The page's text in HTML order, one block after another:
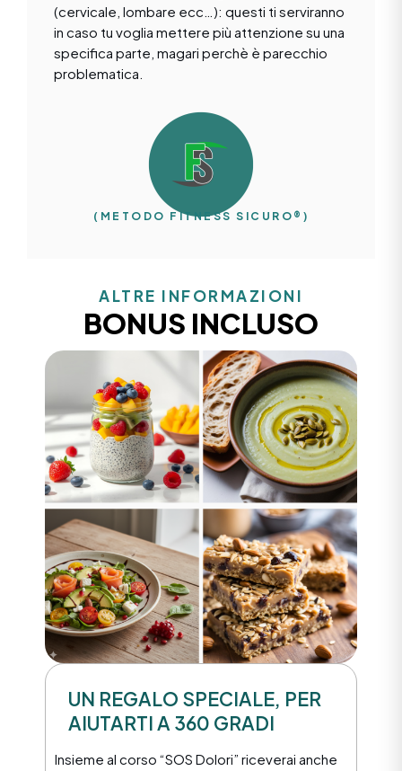
(cervicale, lombare ecc…): questi ti serviranno
in caso tu voglia mettere più attenzione su una
specifica parte, magari perchè è parecchio
problematica.
(METODO FITNESS SICURO®)
ALTRE INFORMAZIONI
BONUS INCLUSO
UN REGALO SPECIALE, PER
AIUTARTI A 360 GRADI
Insieme al corso “SOS Dolori” riceverai anche